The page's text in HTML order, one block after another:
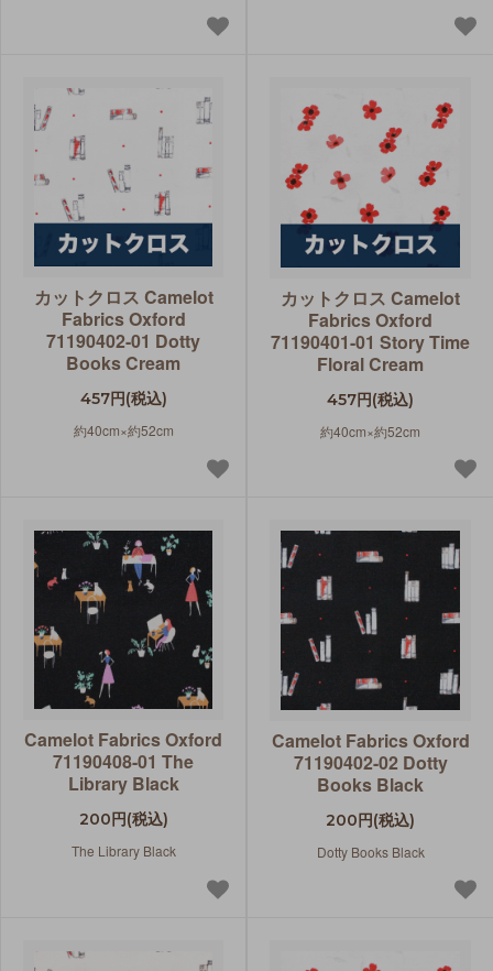
カットクロス Camelot
Fabrics Oxford
71190402-01 Dotty
Books Cream
457円(税込)
約40cm×約52cm
カットクロス Camelot
Fabrics Oxford
71190401-01 Story Time
Floral Cream
457円(税込)
約40cm×約52cm
Camelot Fabrics Oxford
71190408-01 The
Library Black
200円(税込)
The Library Black
Camelot Fabrics Oxford
71190402-02 Dotty
Books Black
200円(税込)
Dotty Books Black